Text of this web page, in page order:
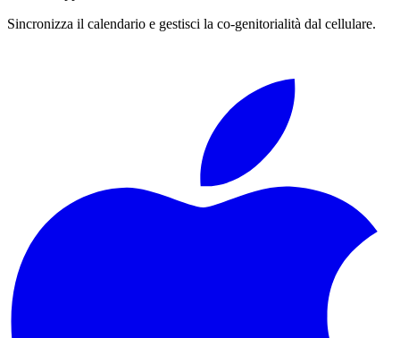
Sincronizza il calendario e gestisci la co-genitorialità dal cellulare.